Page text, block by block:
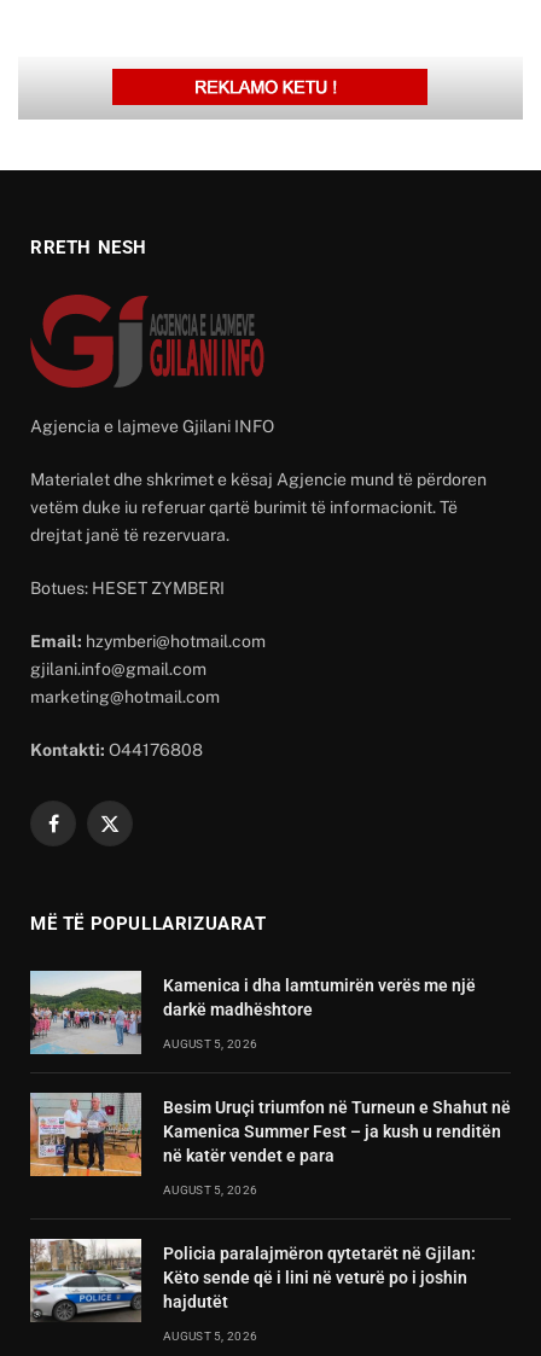
RRETH NESH
Agjencia e lajmeve Gjilani INFO
Materialet dhe shkrimet e kësaj Agjencie mund të përdoren
vetëm duke iu referuar qartë burimit të informacionit. Të
drejtat janë të rezervuara.
Botues: HESET ZYMBERI
Email: hzymberi@hotmail.com
gjilani.info@gmail.com
marketing@hotmail.com
Kontakti: O44176808
Facebook
X
MË TË POPULLARIZUARAT
Kamenica i dha lamtumirën verës me një
darkë madhështore
AUGUST 5, 2026
Besim Uruçi triumfon në Turneun e Shahut në
Kamenica Summer Fest – ja kush u renditën
në katër vendet e para
AUGUST 5, 2026
Policia paralajmëron qytetarët në Gjilan:
Këto sende që i lini në veturë po i joshin
hajdutët
AUGUST 5, 2026